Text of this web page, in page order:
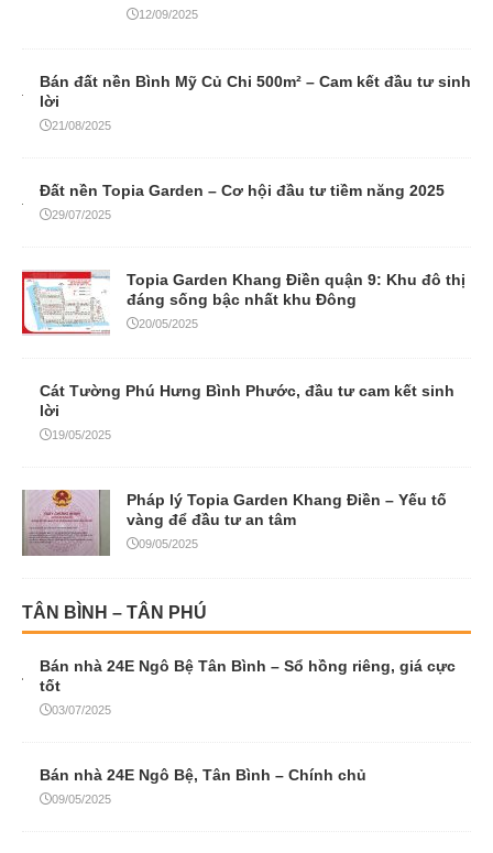
12/09/2025
Bán đất nền Bình Mỹ Củ Chi 500m² – Cam kết đầu tư sinh
lời
21/08/2025
Đất nền Topia Garden – Cơ hội đầu tư tiềm năng 2025
29/07/2025
Topia Garden Khang Điền quận 9: Khu đô thị
đáng sống bậc nhất khu Đông
20/05/2025
Cát Tường Phú Hưng Bình Phước, đầu tư cam kết sinh
lời
19/05/2025
Pháp lý Topia Garden Khang Điền – Yếu tố
vàng để đầu tư an tâm
09/05/2025
TÂN BÌNH – TÂN PHÚ
Bán nhà 24E Ngô Bệ Tân Bình – Sổ hồng riêng, giá cực
tốt
03/07/2025
Bán nhà 24E Ngô Bệ, Tân Bình – Chính chủ
09/05/2025